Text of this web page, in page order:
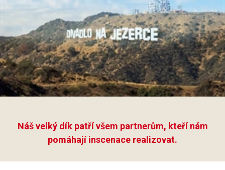
Náš velký dík patří všem partnerům, kteří nám
pomáhají inscenace realizovat.